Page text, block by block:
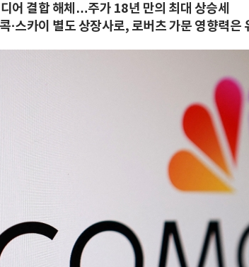
어 결합 해체…주가 18년 만의 최대 상승세
·스카이 별도 상장사로, 로버츠 가문 영향력은